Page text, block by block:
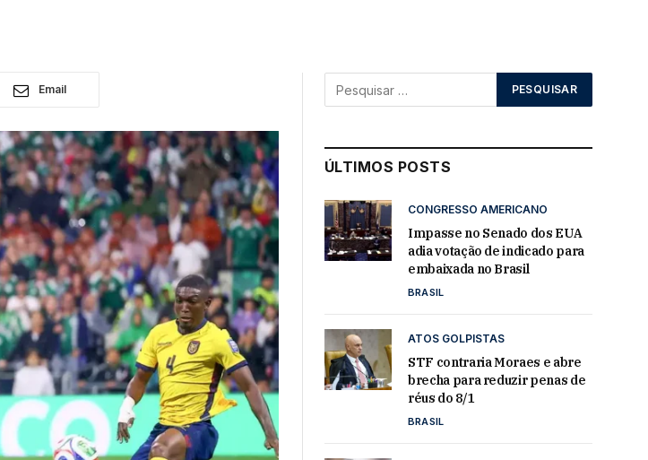
Email
ÚLTIMOS POSTS
CONGRESSO AMERICANO
Impasse no Senado dos EUA
adia votação de indicado para
embaixada no Brasil
BRASIL
ATOS GOLPISTAS
STF contraria Moraes e abre
brecha para reduzir penas de
réus do 8/1
BRASIL